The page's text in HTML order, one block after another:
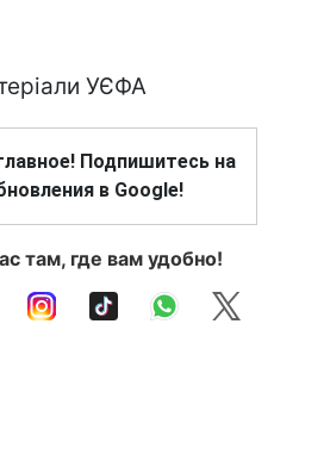
УЄФА
Подпишитесь на
в Google!
там, где вам удобно!